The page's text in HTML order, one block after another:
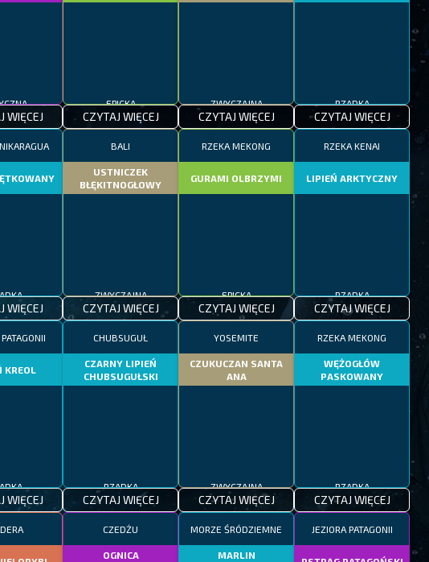
WIĘCEJ
EPICKA
CZYTAJ WIĘCEJ
ZWYCZAJNA
CZYTAJ WIĘCEJ
RZADKA
CZYTAJ WIĘCEJ
WIĘCEJ
BALI
USTNICZEK
BŁĘKITNOGŁOWY
ZWYCZAJNA
CZYTAJ WIĘCEJ
RZEKA MEKONG
GURAMI OLBRZYMI
EPICKA
CZYTAJ WIĘCEJ
RZEKA KENAI
LIPIEŃ ARKTYCZNY
RZADKA
CZYTAJ WIĘCEJ
KREOL
WIĘCEJ
CHUBSUGUŁ
CZARNY LIPIEŃ
CHUBSUGUŁSKI
RZADKA
CZYTAJ WIĘCEJ
YOSEMITE
CZUKUCZAN SANTA
ANA
ZWYCZAJNA
CZYTAJ WIĘCEJ
RZEKA MEKONG
WĘŻOGŁÓW
PASKOWANY
RZADKA
CZYTAJ WIĘCEJ
CZEDŻU
OGNICA
MORZE ŚRÓDZIEMNE
MARLIN
JEZIORA PATAGONII